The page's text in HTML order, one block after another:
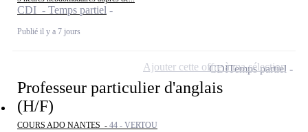
CDI - Temps partiel
Publié il y a 7 jours
Professeur particulier d'anglais
(H/F)
COURS ADO NANTES - 44 - VERTOU
CDITemps partiel
Ajouter cette offre à ma sélection